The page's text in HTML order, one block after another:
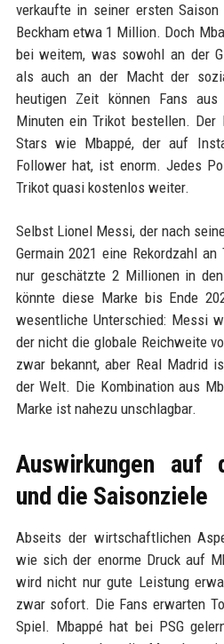
verkaufte in seiner ersten
Beckham etwa 1 Million. Doch
bei weitem, was sowohl an der
als auch an der Macht der
heutigen Zeit können Fans
Minuten ein Trikot bestellen. Der
Stars wie Mbappé, der auf
Follower hat, ist enorm. Jedes
Trikot quasi kostenlos weiter.
Selbst Lionel Messi, der nach
Germain 2021 eine Rekordzahl
nur geschätzte 2 Millionen in
könnte diese Marke bis Ende
wesentliche Unterschied: Messi
der nicht die globale Reichweite
zwar bekannt, aber Real Madrid
der Welt. Die Kombination aus
Marke ist nahezu unschlagbar.
Auswirkungen auf
und die Saisonziele
Abseits der wirtschaftlichen
wie sich der enorme Druck auf
wird nicht nur gute Leistung
zwar sofort. Die Fans erwarten
Spiel. Mbappé hat bei PSG